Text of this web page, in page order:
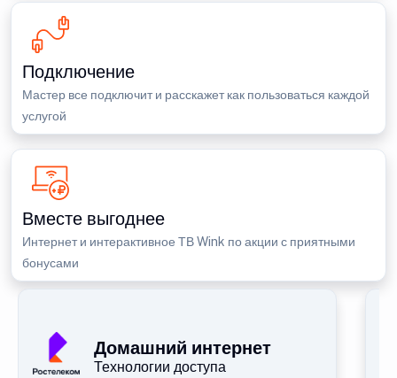
Подключение
Мастер все подключит и расскажет как пользоваться каждой
услугой
Вместе выгоднее
Интернет и интерактивное ТВ Wink по акции с приятными
бонусами
Домашний интернет
Технологии доступа